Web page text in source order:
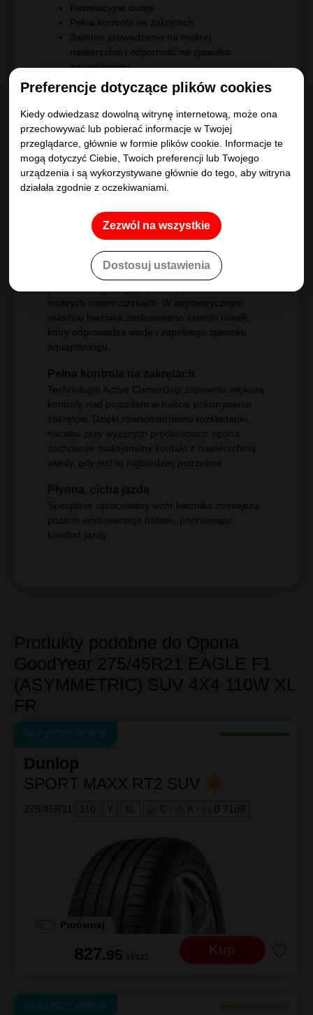
Preferencje dotyczące plików cookies
Kiedy odwiedzasz dowolną witrynę internetową, może ona
przechowywać lub pobierać informacje w Twojej
przeglądarce, głównie w formie plików cookie. Informacje te
mogą dotyczyć Ciebie, Twoich preferencji lub Twojego
urządzenia i są wykorzystywane głównie do tego, aby witryna
działała zgodnie z oczekiwaniami.
Zezwól na wszystkie
Dostosuj ustawienia
Rewelacyjne osiągi
Pełna kontrola na zakrętach
Świetne prowadzenie na mokrej
nawierzchni i odporność na zjawisko
aquaplaningu
Płynna, cicha jazda
Rewelacyjne osiągi
Ciesz się sportową jazdą na oponach
przystosowanych do wysokiej masy samochodów
typu SUV. Technologia Active CornerGrip oraz
wyczynowa mieszanka maksymalizują
przyczepność i własności trakcyjne, pozwalając
Świetne prowadzenie na mokrej
nawierzchni i odporność na zjawisko
aquaplaningu
Konstrukcja bieżnika optymalizuje kontakt z
mokrych nawierzchniach. W asymetrycznym
układzie bieżnika zastosowano szeroki rowek,
który odprowadza wodę i zapobiega zjawisku
aquaplaningu.
Technologia Active CornerGrip zapewnia większą
kontrolę nad pojazdem w trakcie pokonywania
zakrętów. Dzięki równomiernemu rozkładaniu
nacisku przy wyższych prędkościach opona
zachowuje maksymalny kontakt z nawierzchnią
wtedy, gdy jest to najbardziej potrzebne.
Specjalnie opracowany wzór bieżnika zmniejsza
poziom emitowanego hałasu, poprawiając
komfort jazdy.
NAJLEPSZY WYBÓR
Dunlop
SPORT MAXX RT2 SUV
275/45R21 110 Y XL C A B 71dB
Porównaj
827.95 zł/szt Kup
NAJLEPSZY WYBÓR